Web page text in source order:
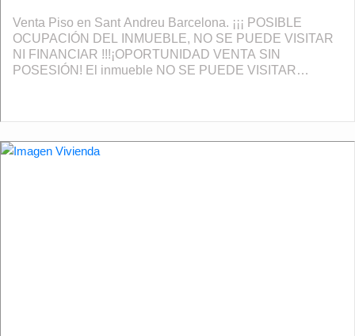
Venta Piso en Sant Andreu Barcelona. ¡¡¡ POSIBLE
OCUPACIÓN DEL INMUEBLE, NO SE PUEDE VISITAR
NI FINANCIAR !!!¡OPORTUNIDAD VENTA SIN
POSESIÓN! El inmueble NO SE PUEDE VISITAR